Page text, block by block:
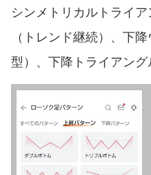
シンメトリカルトライ
（トレンド継続）、下
型）、下降トライアング